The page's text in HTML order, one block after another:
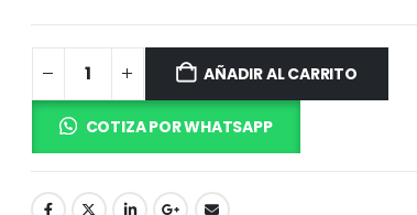
AÑADIR AL CARRITO
COTIZA POR WHATSAPP